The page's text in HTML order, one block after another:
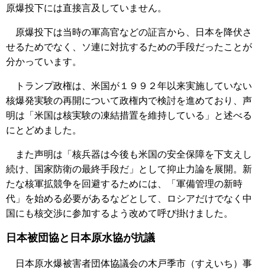
原爆投下には直接言及していません。
原爆投下は当時の軍高官などの証言から、日本を降伏さ
せるためでなく、ソ連に対抗するための手段だったことが
分かっています。
トランプ政権は、米国が１９９２年以来実施していない
核爆発実験の再開について政権内で検討を進めており、声
明は「米国は核実験の凍結措置を維持している」と述べる
にとどめました。
また声明は「核兵器は今後も米国の安全保障を下支えし
続け、国家防衛の最終手段だ」として抑止力論を展開。新
たな核軍拡競争を回避するためには、「軍備管理の新時
代」を始める必要があるなどとして、ロシアだけでなく中
国にも核交渉に参加するよう改めて呼び掛けました。
日本被団協と日本原水協が抗議
日本原水爆被害者団体協議会の木戸季市（すえいち）事